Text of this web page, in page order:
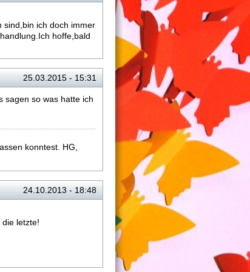
sind,bin ich doch immer
hoffe,bald
25.03.2015 - 15:31
sagen so was hatte ich
konntest. HG,
24.10.2013 - 18:48
letzte!